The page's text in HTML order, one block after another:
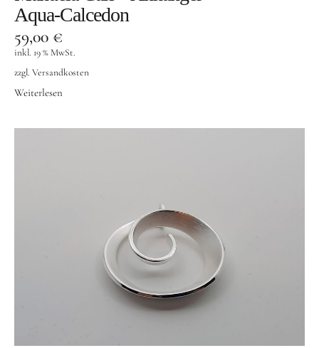
Aqua-Calcedon
59,00 €
inkl. 19 % MwSt.
zzgl. Versandkosten
Weiterlesen